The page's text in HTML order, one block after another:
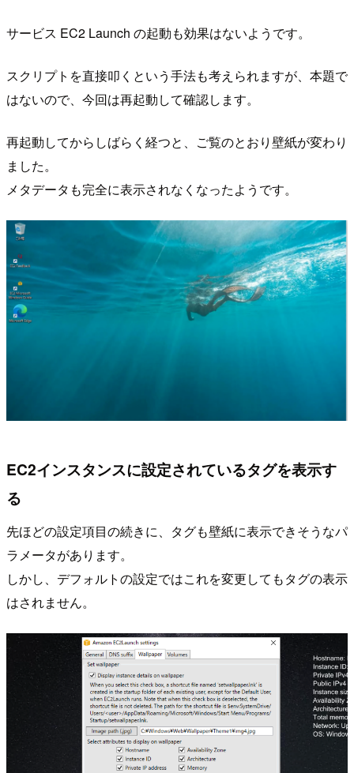
サービス EC2 Launch の起動も効果はないようです。
スクリプトを直接叩くという手法も考えられますが、本題で
はないので、今回は再起動して確認します。
再起動してからしばらく経つと、ご覧のとおり壁紙が変わり
ました。
メタデータも完全に表示されなくなったようです。
EC2インスタンスに設定されているタグを表示す
る
先ほどの設定項目の続きに、タグも壁紙に表示できそうなパ
ラメータがあります。
しかし、デフォルトの設定ではこれを変更してもタグの表示
はされません。